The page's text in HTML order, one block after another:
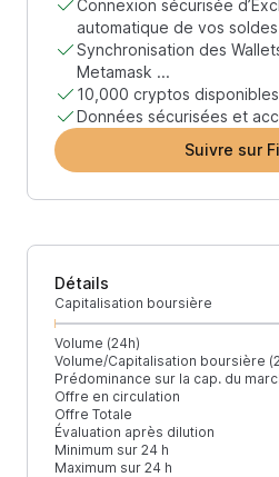
Connexion sécurisée
automatique de vos soldes
Synchronisation des
Metamask ...
10,000 cryptos disponibles
Données sécurisées et
Suivre sur
Détails
Capitalisation boursière
Volume (24h)
Volume/Capitalisation boursière
Prédominance sur la cap. du
Offre en circulation
Offre Totale
Évaluation après dilution
Minimum sur 24 h
Maximum sur 24 h